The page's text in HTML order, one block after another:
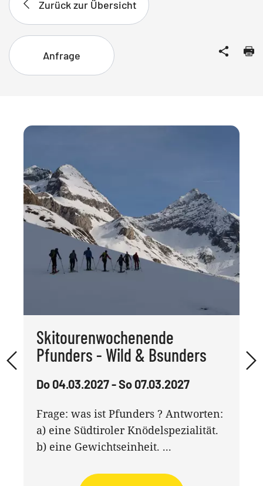
Zurück zur Übersicht
Anfrage
Skitourenwochenende
Pfunders - Wild & Bsunders
Do 04.03.2027 - So 07.03.2027
Frage: was ist Pfunders ? Antworten:
a) eine Südtiroler Knödelspezialität.
b) eine Gewichtseinheit. ...